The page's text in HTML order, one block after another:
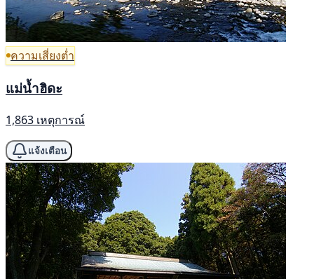
ความเสี่ยงต่ำ
แม่น้ำฮิดะ
1,863 เหตุการณ์
แจ้งเตือน